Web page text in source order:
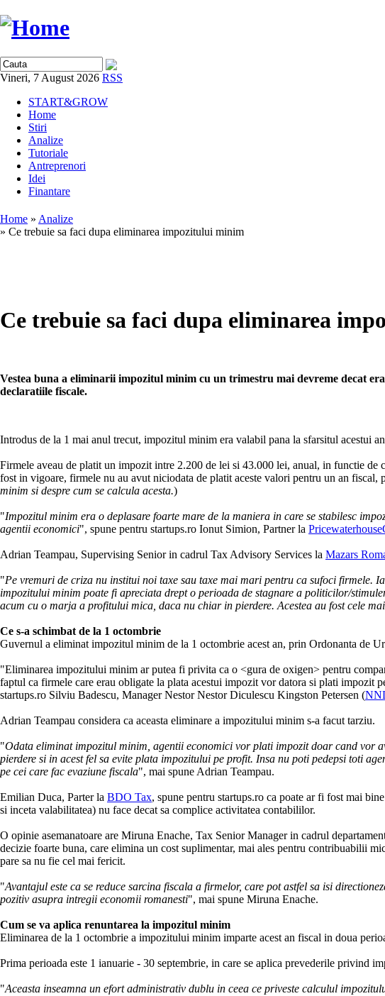
Vineri, 7 August 2026 RSS
START&GROW
Home
Stiri
Analize
Tutoriale
Antreprenori
Idei
Finantare
Home » Analize
» Ce trebuie sa faci dupa eliminarea impozitului minim
Ce trebuie sa faci dupa eliminarea
Vestea buna a eliminarii impozitul minim cu un trimestru mai devreme decat
declaratiile fiscale.
Introdus de la 1 mai anul trecut, impozitul minim era valabil pana la sfarsitul acestui
Firmele aveau de platit un impozit intre 2.200 de lei si 43.000 lei, anual, in functie
fost in vigoare, firmele nu au avut niciodata de platit aceste valori pentru un an
minim si despre cum se calcula acesta.)
"Impozitul minim era o deplasare foarte mare de la maniera in care se stabilesc
agentii economici", spune pentru startups.ro Ionut Simion, Partner la
Adrian Teampau, Supervising Senior in cadrul Tax Advisory Services la Mazars
"Pe vremuri de criza nu institui noi taxe sau taxe mai mari pentru ca sufoci
impozitului minim poate fi apreciata drept o perioada de stagnare a politicilor/
acum cu o marja a profitului mica, daca nu chiar in pierdere. Acestea au fost cele
Ce s-a schimbat de la 1 octombrie
Guvernul a eliminat impozitul minim de la 1 octombrie acest an, prin Ordonanta de
"Eliminarea impozitului minim ar putea fi privita ca o <gura de oxigen> pentru
faptul ca firmele care erau obligate la plata acestui impozit vor datora si plati impozit
startups.ro Silviu Badescu, Manager Nestor Nestor Diculescu Kingston Petersen (
Adrian Teampau considera ca aceasta eliminare a impozitului minim s-a facut tarziu.
"Odata eliminat impozitul minim, agentii economici vor plati impozit doar cand vor
pierdere si in acest fel sa evite plata impozitului pe profit. Insa nu poti pedepsi toti
pe cei care fac evaziune fiscala", mai spune Adrian Teampau.
Emilian Duca, Parter la BDO Tax, spune pentru startups.ro ca poate ar fi fost mai
si inceta valabilitatea) nu face decat sa complice activitatea contabililor.
O opinie asemanatoare are Miruna Enache, Tax Senior Manager in cadrul
decizie foarte buna, care elimina un cost suplimentar, mai ales pentru contribuabilii
pare sa nu fie cel mai fericit.
"Avantajul este ca se reduce sarcina fiscala a firmelor, care pot astfel sa isi
pozitiv asupra intregii economii romanesti", mai spune Miruna Enache.
Cum se va aplica renuntarea la impozitul minim
Eliminarea de la 1 octombrie a impozitului minim imparte acest an fiscal in doua
Prima perioada este 1 ianuarie - 30 septembrie, in care se aplica prevederile privind
"Aceasta inseamna un efort administrativ dublu in ceea ce priveste calculul